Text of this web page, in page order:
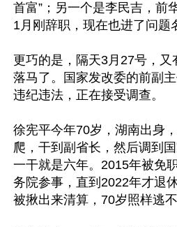
首富”；另一个是李民吉，前
1月刚辞职，现在也进了问题
更巧的是，隔天3月27号，又
落马了。国家发改委的前副
违纪违法，正在接受调查。
徐宪平今年70岁，湖南出身
爬，干到副省长，然后调到
一干就是六年。2015年被免
务院参事，直到2022年才退
被揪出来清算，70岁照样逃不